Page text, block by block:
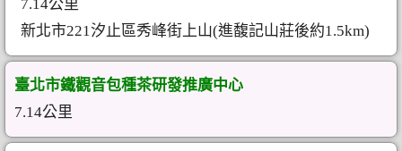
7.14公里
新北市221汐止區秀峰街上山(進馥記山莊後約1.5km)
臺北市鐵觀音包種茶研發推廣中心
7.14公里